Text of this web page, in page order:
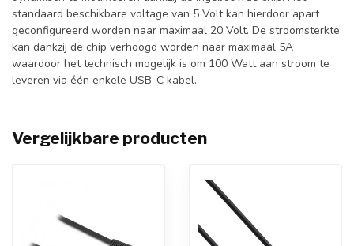
standaard beschikbare voltage van 5 Volt kan hierdoor apart
geconfigureerd worden naar maximaal 20 Volt. De stroomsterkte
kan dankzij de chip verhoogd worden naar maximaal 5A
waardoor het technisch mogelijk is om 100 Watt aan stroom te
leveren via één enkele USB-C kabel.
Vergelijkbare producten